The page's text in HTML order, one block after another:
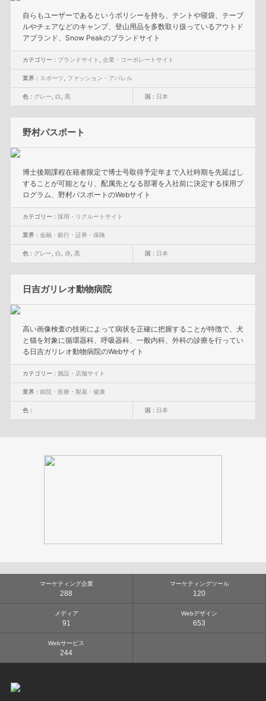
自らもユーザーであるというポリシーを持ち、テントや寝袋、テーブ
ルやチェアなどのキャンプ、登山用品を多数取り扱っているアウトド
アブランド、Snow Peakのブランドサイト
カテゴリー : ブランドサイト 企業・コーポレートサイト
業界 : スポーツ ファッション・アパレル
色 : グレー 白 黒 国 : 日本
野村パスポート
博士後期課程在籍者限定で博士号取得予定年まで入社時期を先延ばし
することが可能となり、配属先となる部署を入社前に決定する採用プ
ログラム、野村パスポートのWebサイト
カテゴリー : 採用・リクルートサイト
業界 : 金融・銀行・証券・保険
色 : グレー 白 赤, 黒 国 : 日本
日吉ガリレオ動物病院
高い画像検査の技術によって病状を正確に把握することが特徴で、犬
と猫を対象に循環器科、呼吸器科、一般内科、外科の診療を行ってい
る日吉ガリレオ動物病院のWebサイト
カテゴリー : 施設・店舗サイト
業界 : 病院・医療・製薬・健康
色 : 国 : 日本
マーケティング企業
288
マーケティングツール
120
メディア
91
Webデザイン
653
Webサービス
244